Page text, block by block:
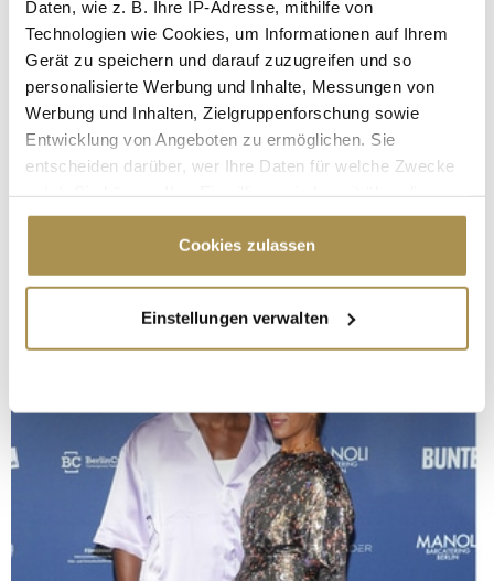
Daten, wie z. B. Ihre IP-Adresse, mithilfe von
Technologien wie Cookies, um Informationen auf Ihrem
Gerät zu speichern und darauf zuzugreifen und so
personalisierte Werbung und Inhalte, Messungen von
Werbung und Inhalten, Zielgruppenforschung sowie
Entwicklung von Angeboten zu ermöglichen. Sie
entscheiden darüber, wer Ihre Daten für welche Zwecke
Cookie-Erklärung oder durch Klicken auf das Privacy
Trigger Symbol ändern oder widerrufen
Informationen über Ihre geografische Lage
erfassen, welche bis auf einige Meter genau sein
bestimmten Merkmalen (Fingerprinting) identifizieren
Erfahren Sie mehr darüber, wie Ihre persönlichen Daten
verarbeitet werden, und legen Sie Ihre Präferenzen im
Abschnitt Einzelheiten
fest.
Wir verwenden Cookies, um Inhalte und Anzeigen zu
Cookies zulassen
Einstellungen verwalten